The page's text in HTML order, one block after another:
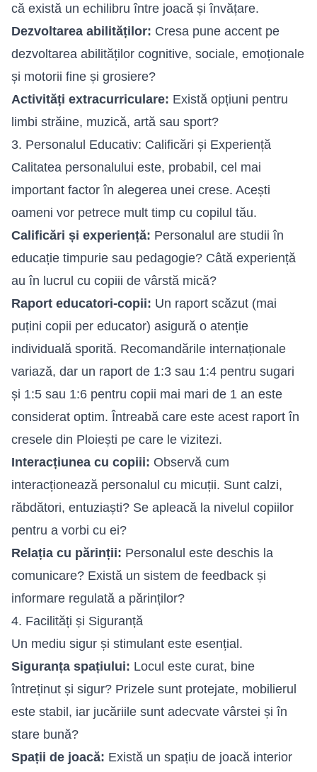
că există un echilibru între joacă și învățare.
Dezvoltarea abilităților: Cresa pune accent pe
dezvoltarea abilităților cognitive, sociale, emoționale
și motorii fine și grosiere?
Activități extracurriculare: Există opțiuni pentru
limbi străine, muzică, artă sau sport?
3. Personalul Educativ: Calificări și Experiență
Calitatea personalului este, probabil, cel mai
important factor în alegerea unei crese. Acești
oameni vor petrece mult timp cu copilul tău.
Calificări și experiență: Personalul are studii în
educație timpurie sau pedagogie? Câtă experiență
au în lucrul cu copiii de vârstă mică?
Raport educatori-copii: Un raport scăzut (mai
puțini copii per educator) asigură o atenție
individuală sporită. Recomandările internaționale
variază, dar un raport de 1:3 sau 1:4 pentru sugari
și 1:5 sau 1:6 pentru copii mai mari de 1 an este
considerat optim. Întreabă care este acest raport în
cresele din Ploiești pe care le vizitezi.
Interacțiunea cu copiii: Observă cum
interacționează personalul cu micuții. Sunt calzi,
răbdători, entuziaști? Se apleacă la nivelul copiilor
pentru a vorbi cu ei?
Relația cu părinții: Personalul este deschis la
comunicare? Există un sistem de feedback și
informare regulată a părinților?
4. Facilități și Siguranță
Un mediu sigur și stimulant este esențial.
Siguranța spațiului: Locul este curat, bine
întreținut și sigur? Prizele sunt protejate, mobilierul
este stabil, iar jucăriile sunt adecvate vârstei și în
stare bună?
Spații de joacă: Există un spațiu de joacă interior